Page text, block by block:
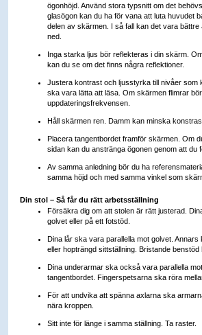
ögonhöjd. Använd stora typsnitt om det
glasögon kan du ha för vana att luta huvudet
delen av skärmen. I så fall kan det vara
ned.
Inga starka ljus bör reflekteras i din skärm.
kan du se om det finns några reflektioner.
Justera kontrast och ljusstyrka till nivåer som
ska vara lätta att läsa. Om skärmen flimrar
uppdateringsfrekvensen.
Håll skärmen ren. Damm kan minska
Placera tangentbordet framför skärmen. Om
sidan kan du anstränga ögonen genom att du
Av samma anledning bör du ha
samma höjd och med samma vinkel som
Din stol – Så får du rätt arbetsställning
Försäkra dig om att stolen är rätt justerad.
golvet eller på ett fotstöd.
Dina lår ska vara parallella mot golvet.
eller hopträngd sittställning. Bristande benstöd
Dina underarmar ska också vara parallella
tangentbordet. Fingerspetsarna ska röra
För att undvika att spänna axlarna ska
nära kroppen.
Sitt inte för länge i samma ställning. Ta raster.